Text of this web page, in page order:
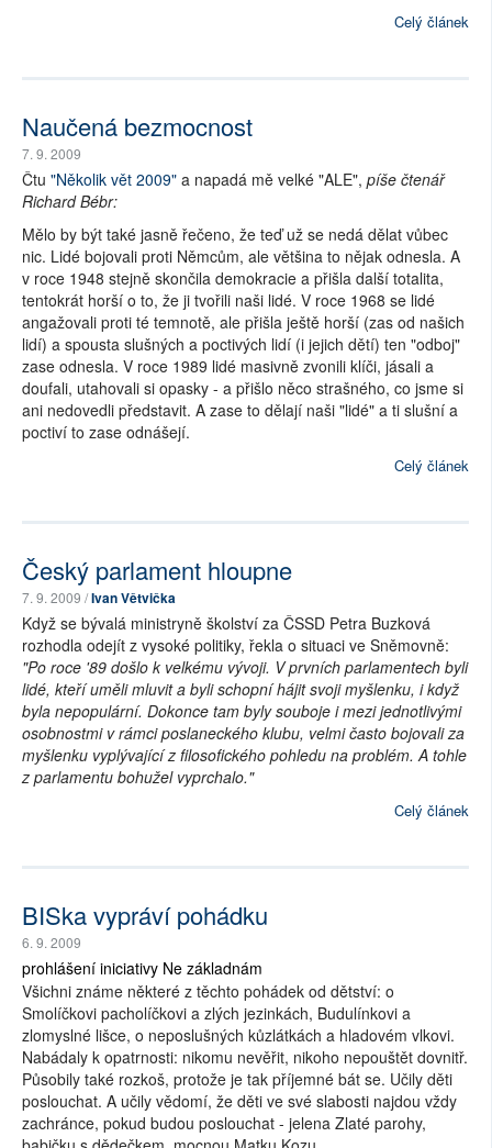
Celý článek
Naučená bezmocnost
7. 9. 2009
Čtu "Několik vět 2009" a napadá mě velké "ALE", píše čtenář
Richard Bébr:
Mělo by být také jasně řečeno, že teď už se nedá dělat vůbec
nic. Lidé bojovali proti Němcům, ale většina to nějak odnesla. A
v roce 1948 stejně skončila demokracie a přišla další totalita,
tentokrát horší o to, že ji tvořili naši lidé. V roce 1968 se lidé
angažovali proti té temnotě, ale přišla ještě horší (zas od našich
lidí) a spousta slušných a poctivých lidí (i jejich dětí) ten "odboj"
zase odnesla. V roce 1989 lidé masivně zvonili klíči, jásali a
doufali, utahovali si opasky - a přišlo něco strašného, co jsme si
ani nedovedli představit. A zase to dělají naši "lidé" a ti slušní a
poctiví to zase odnášejí.
Celý článek
Český parlament hloupne
7. 9. 2009 /Ivan Větvička
Když se bývalá ministryně školství za ČSSD Petra Buzková
rozhodla odejít z vysoké politiky, řekla o situaci ve Sněmovně:
"Po roce '89 došlo k velkému vývoji. V prvních parlamentech byli
lidé, kteří uměli mluvit a byli schopní hájit svoji myšlenku, i když
byla nepopulární. Dokonce tam byly souboje i mezi jednotlivými
osobnostmi v rámci poslaneckého klubu, velmi často bojovali za
myšlenku vyplývající z filosofického pohledu na problém. A tohle
z parlamentu bohužel vyprchalo."
Celý článek
BISka vypráví pohádku
6. 9. 2009
prohlášení iniciativy Ne základnám
Všichni známe některé z těchto pohádek od dětství: o
Smolíčkovi pacholíčkovi a zlých jezinkách, Budulínkovi a
zlomyslné lišce, o neposlušných kůzlátkách a hladovém vlkovi.
Nabádaly k opatrnosti: nikomu nevěřit, nikoho nepouštět dovnitř.
Působily také rozkoš, protože je tak příjemné bát se. Učily děti
poslouchat. A učily vědomí, že děti ve své slabosti najdou vždy
zachránce, pokud budou poslouchat - jelena Zlaté parohy,